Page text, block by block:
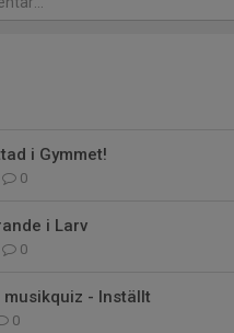
i Gymmet!
0
i Larv
0
musikquiz - Inställt
0